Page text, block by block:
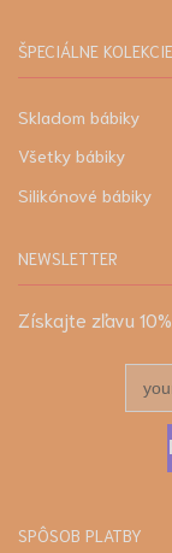
ŠPECIÁLNE KOLEKCIE
Skladom bábiky
Všetky bábiky
Silikónové bábiky
NEWSLETTER
Získajte zľavu
SPÔSOB PLATBY